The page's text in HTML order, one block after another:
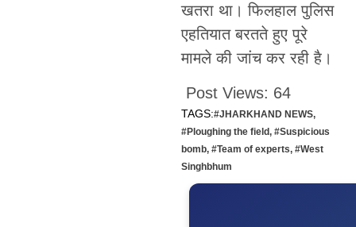
खतरा था। फिलहाल पुलिस
एहतियात बरतते हुए पूरे
मामले की जांच कर रही है।
Post Views: 64
TAGS:#JHARKHAND NEWS,
#Ploughing the field, #Suspicious
bomb, #Team of experts, #West
Singhbhum